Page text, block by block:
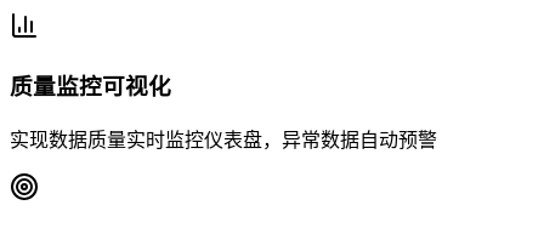
质量监控可视化
实现数据质量实时监控仪表盘，异常数据自动预警